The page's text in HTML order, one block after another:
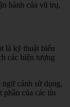
hành của vũ trụ,
là kỹ thuật biểu
các hiện tượng
cảnh sử dụng,
phần của các tín